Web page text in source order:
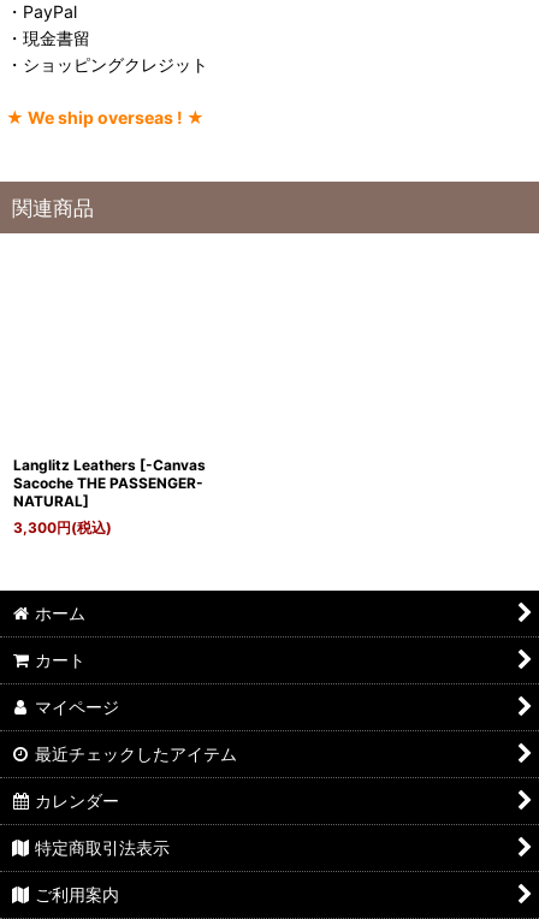
・PayPal
・現金書留
・ショッピングクレジット
★ We ship overseas ! ★
関連商品
Langlitz Leathers [-Canvas
Sacoche THE PASSENGER-
NATURAL]
3,300円(税込)
ホーム
カート
マイページ
最近チェックしたアイテム
カレンダー
特定商取引法表示
ご利用案内